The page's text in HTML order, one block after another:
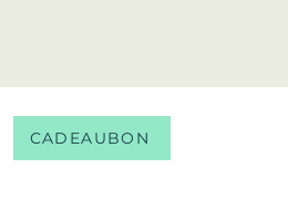
CADEAUBON